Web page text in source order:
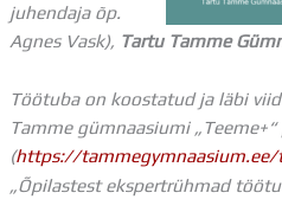
ÕPPETÖÖ
Tunniplaan
Ainepassid
Huviringid
Õpilastööd (UPT)
juhendaja õp.
Agnes Vask), Tartu Tamme
Töötuba on koostatud ja läbi
Tamme gümnaasiumi
(https://
„Õpilastest ekspertrühmad